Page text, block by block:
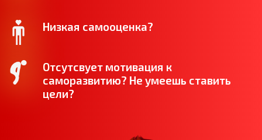
Низкая самооценка?
Отсутсвует мотивация к
саморазвитию? Не умеешь ставить
цели?